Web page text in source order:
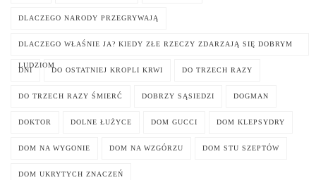
DLACZEGO NARODY PRZEGRYWAJĄ
DLACZEGO WŁAŚNIE JA? KIEDY ZŁE RZECZY ZDARZAJĄ SIĘ DOBRYM
LUDZIOM
DNI DO OSTATNIEJ KROPLI KRWI DO TRZECH RAZY
DO TRZECH RAZY ŚMIERĆ DOBRZY SĄSIEDZI DOGMAN
DOKTOR DOLNE ŁUŻYCE DOM GUCCI DOM KLEPSYDRY
DOM NA WYGONIE DOM NA WZGÓRZU DOM STU SZEPTÓW
DOM UKRYTYCH ZNACZEŃ